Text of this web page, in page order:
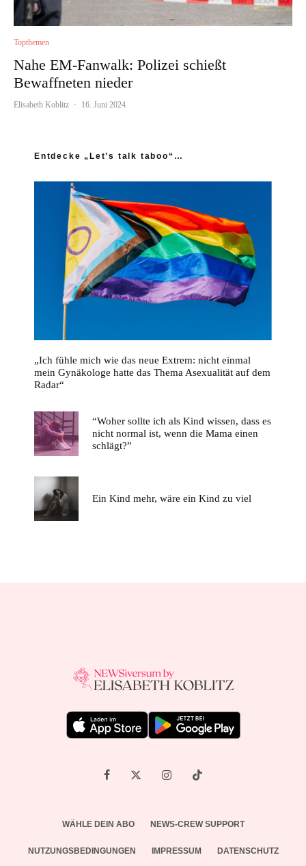
Topthemen
Nahe EM-Fanwalk: Polizei schießt
Bewaffneten nieder
Elisabeth Koblitz · 16. Juni 2024
Entdecke „Let’s talk taboo“…
„Ich fühle mich wie das neue Extrem: nicht einmal
mein Gynäkologe hatte das Thema Asexualität auf dem
Radar“
“Woher sollte ich als Kind wissen, dass es
nicht normal ist, wenn die Mama einen
schlägt?”
Ein Kind mehr, wäre ein Kind zu viel
WÄHLE DEIN ABO NEWS-CREW SUPPORT
NUTZUNGSBEDINGUNGEN IMPRESSUM DATENSCHUTZ